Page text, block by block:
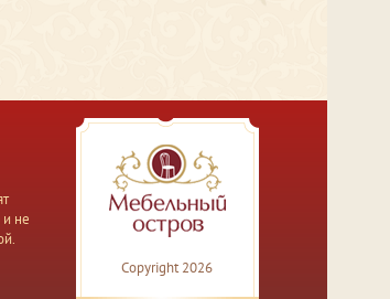
не
Copyright 2026